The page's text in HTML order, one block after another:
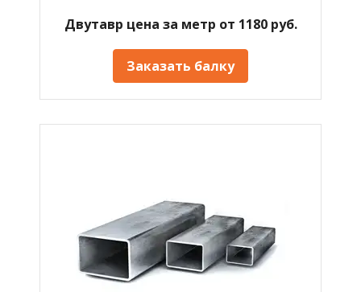
Двутавр цена за метр от 1180 руб.
Заказать балку